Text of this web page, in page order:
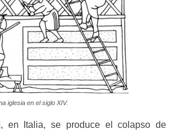
iglesia en el siglo XIV.
en Italia, se produce el colapso de